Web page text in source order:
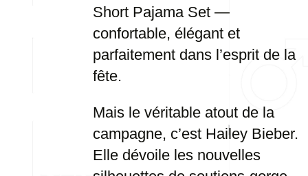
Short Pajama Set —
confortable, élégant et
parfaitement dans l’esprit de la
fête.
Mais le véritable atout de la
campagne, c’est Hailey Bieber.
Elle dévoile les nouvelles